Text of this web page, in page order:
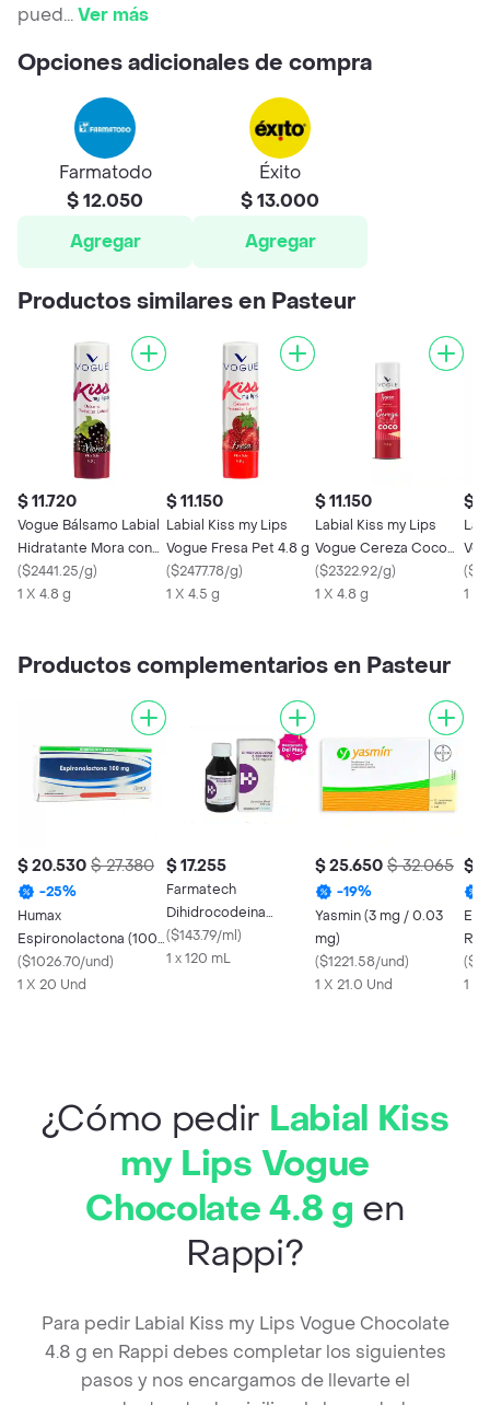
pued...Ver más
Opciones adicionales de compra
Farmatodo
$ 12.050
Agregar
Éxito
$ 13.000
Agregar
Productos similares en Pasteur
$ 11.720
Vogue Bálsamo Labial
Hidratante Mora con
Aceite de Almendra
($2441.25/g)
1 X 4.8 g
$ 11.150
Labial Kiss my Lips
Vogue Fresa Pet 4.8 g
($2477.78/g)
1 X 4.5 g
$ 11.150
Labial Kiss my Lips
Vogue Cereza Coco
4.8 g
($2322.92/g)
1 X 4.8 g
$
(
1 X
Productos complementarios en Pasteur
$ 20.530 $ 27.380
-25%
Humax
Espironolactona (100
mg)
($1026.70/und)
1 X 20 Und
$ 17.255
Farmatech
Dihidrocodeina
Bitartrato (242 mg)
($143.79/ml)
1 x 120 mL
$ 25.650 $ 32.065
-19%
Yasmin (3 mg / 0.03
mg)
($1221.58/und)
1 X 21.0 Und
$
Azul
(
1 X
¿Cómo pedir Labial Kiss
my Lips Vogue
Chocolate 4.8 g en
Rappi?
Para pedir Labial Kiss my Lips Vogue Chocolate
4.8 g en Rappi debes completar los siguientes
pasos y nos encargamos de llevarte el